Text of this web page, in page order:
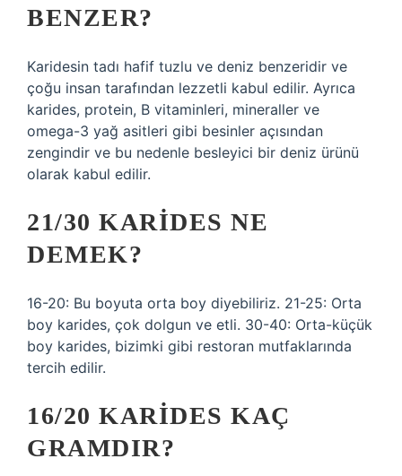
BENZER?
Karidesin tadı hafif tuzlu ve deniz benzeridir ve
çoğu insan tarafından lezzetli kabul edilir. Ayrıca
karides, protein, B vitaminleri, mineraller ve
omega-3 yağ asitleri gibi besinler açısından
zengindir ve bu nedenle besleyici bir deniz ürünü
olarak kabul edilir.
21/30 KARIDES NE
DEMEK?
16-20: Bu boyuta orta boy diyebiliriz. 21-25: Orta
boy karides, çok dolgun ve etli. 30-40: Orta-küçük
boy karides, bizimki gibi restoran mutfaklarında
tercih edilir.
16/20 KARIDES KAÇ
GRAMDIR?